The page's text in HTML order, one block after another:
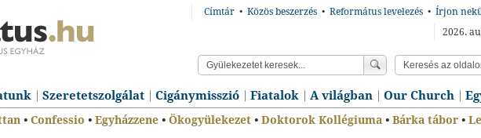
Címtár • Közös beszerzés • Református levelezés • Írjon
2026.
Szeretetszolgálat Cigánymisszió Fiatalok A világban Our Church
• Confessio • Egyházzene • Ökogyülekezet • Doktorok Kollégiuma • Bárka tábor •